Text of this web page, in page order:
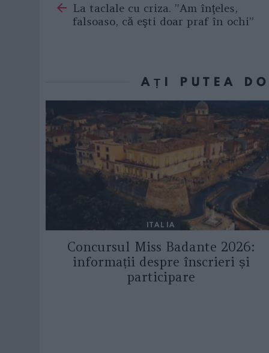
moreLa taclale cu criza. ”Am înţeles,
falsoaso, că eşti doar praf în ochi”
AȚI PUTEA
ITALIA
Concursul Miss Badante 2026:
informații despre înscrieri și
participare